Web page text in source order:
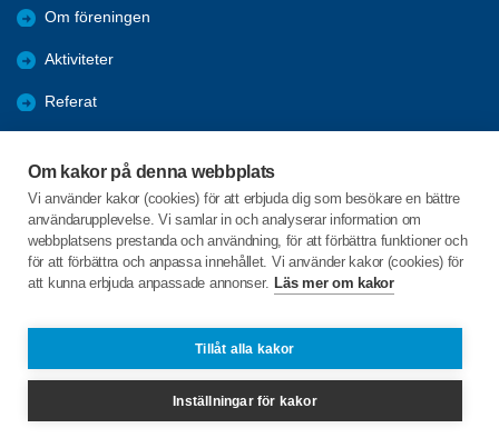
Om kakor på denna webbplats
Vi använder kakor (cookies) för att erbjuda dig som besökare en bättre
användarupplevelse. Vi samlar in och analyserar information om
webbplatsens prestanda och användning, för att förbättra funktioner och
för att förbättra och anpassa innehållet. Vi använder kakor (cookies) för
att kunna erbjuda anpassade annonser. Läs mer om kakor
Tillåt alla kakor
Inställningar för kakor
Om föreningen
Aktiviteter
Referat
Förmåner
Bli medlem
C/o:Per-Lennart Lindgren
lindgren-gunilla@hotmail.com